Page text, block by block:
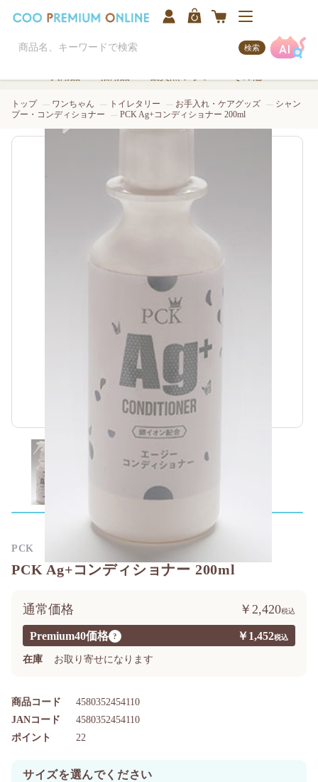
検索
トップ ワンちゃん トイレタリー お手入れ・ケアグッズ
シャン
プー・コンディショナー
PCK Ag+コンディショナー 200ml
PCK Ag+コンディショナー 200ml
Premium40価格 ? ￥1,452
通常価格 ￥2,420
在庫 お取り寄せになります
商品コード 4580352454110
ポイント 22
JANコード 4580352454110
サイズを選んでください
PCK